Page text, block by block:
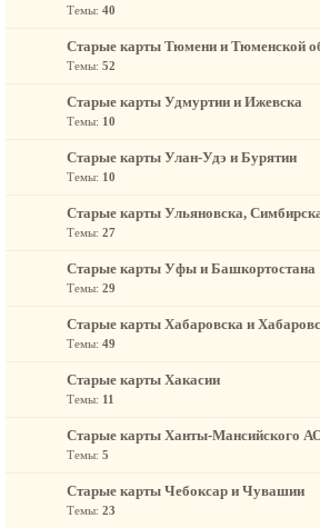
Темы: 40
Старые карты Тюмени и Тюменской
Темы: 52
Старые карты Удмуртии и Ижевска
Темы: 10
Старые карты Улан-Удэ и Бурятии
Темы: 10
Старые карты Ульяновска,
Темы: 27
Старые карты Уфы и Башкортостана
Темы: 29
Старые карты Хабаровска и
Темы: 49
Старые карты Хакасии
Темы: 11
Старые карты Ханты-Мансийского
Темы: 5
Старые карты Чебоксар и Чувашии
Темы: 23